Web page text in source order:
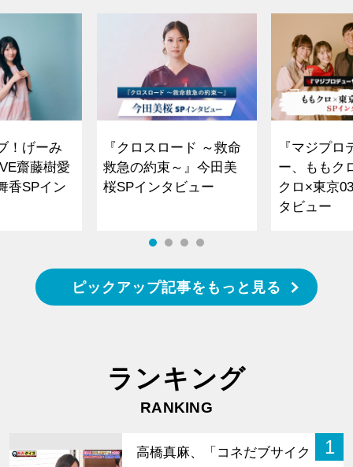
！げーみ
齋藤樹愛
香SPイン
『クロスロード ～救命
救急の約束～』今田美
桜SPインタビュー
『マジプロ
ー、ももク
クロ×東京
タビュー
ピックアップ記事をもっと見る
ランキング
RANKING
1
高橋真麻、「コネだブサイク